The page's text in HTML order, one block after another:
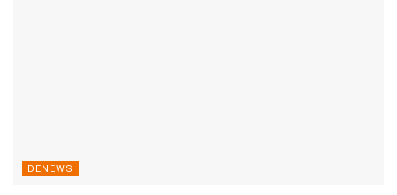
DENEWS